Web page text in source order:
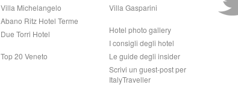
Villa Michelangelo
Abano Ritz Hotel Terme
Due Torri Hotel
Top 20 Veneto
Villa Gasparini
Hotel photo gallery
I consigli degli hotel
Le guide degli insider
Scrivi un guest-post per
ItalyTraveller